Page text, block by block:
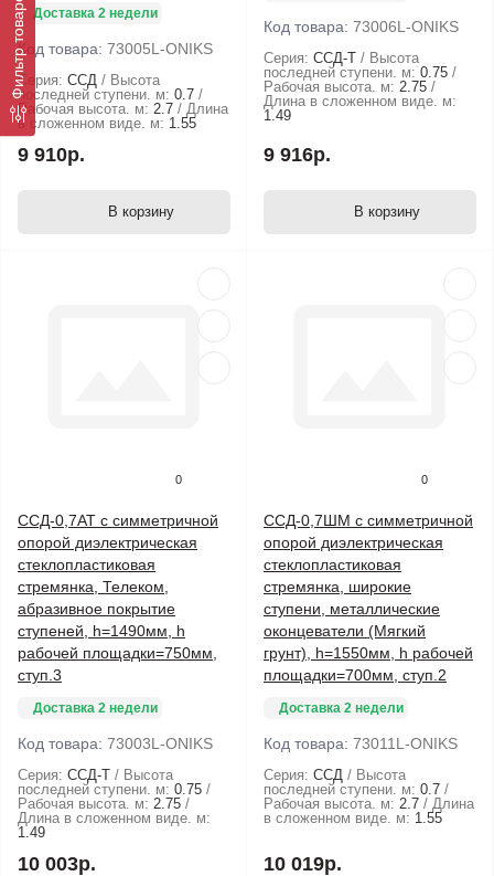
Фильтр товаров Доставка 2 недели
Код товара: 73005L-ONIKS
Серия: ССД
Высота
последней ступени. м: 0.7
Рабочая высота. м: 2.7
Длина
в сложенном виде. м: 1.55
9 910р.
В корзину
Код товара: 73006L-ONIKS
Серия: ССД-T
Высота
последней ступени. м: 0.75
Рабочая высота. м: 2.75
Длина в сложенном виде. м:
1.49
9 916р.
В корзину
0
ССД-0,7АТ с симметричной
опорой диэлектрическая
стеклопластиковая
стремянка, Телеком,
абразивное покрытие
ступеней, h=1490мм, h
рабочей площадки=750мм,
ступ.3
Доставка 2 недели
Код товара: 73003L-ONIKS
Серия: ССД-T
Высота
последней ступени. м: 0.75
Рабочая высота. м: 2.75
Длина в сложенном виде. м:
1.49
10 003р.
0
ССД-0,7ШМ с симметричной
опорой диэлектрическая
стеклопластиковая
стремянка, широкие
ступени, металлические
оконцеватели (Мягкий
грунт), h=1550мм, h рабочей
площадки=700мм, ступ.2
Доставка 2 недели
Код товара: 73011L-ONIKS
Серия: ССД
Высота
последней ступени. м: 0.7
Рабочая высота. м: 2.7
Длина
в сложенном виде. м: 1.55
10 019р.